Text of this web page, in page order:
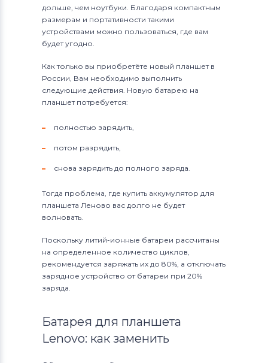
дольше, чем ноутбуки. Благодаря компактным
размерам и портативности такими
устройствами можно пользоваться, где вам
будет угодно.
Как только вы приобретёте новый планшет в
России, Вам необходимо выполнить
следующие действия. Новую батарею на
планшет потребуется:
полностью зарядить,
потом разрядить,
снова зарядить до полного заряда.
Тогда проблема, где купить аккумулятор для
планшета Леново вас долго не будет
волновать.
Поскольку литий-ионные батареи рассчитаны
на определенное количество циклов,
рекомендуется заряжать их до 80%, а отключать
зарядное устройство от батареи при 20%
заряда.
Батарея для планшета
Lenovo: как заменить